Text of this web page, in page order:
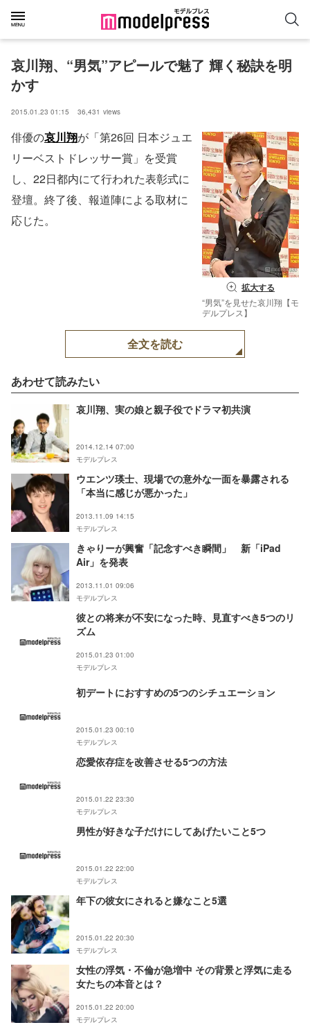
哀川翔、“男気”アピールで魅了 輝く秘訣を明
かす
2015.01.23 01:15 36,431 views
拡大する
“男気”を見せた哀川翔【モ
デルプレス】
俳優の哀川翔が「第26回 日本ジュエ
リーベストドレッサー賞」を受賞
し、22日都内にて行われた表彰式に
登壇。終了後、報道陣による取材に
応じた。
全文を読む
あわせて読みたい
哀川翔、実の娘と親子役でドラマ初共演
2014.12.14 07:00
モデルプレス
ウエンツ瑛士、現場での意外な一面を暴露される
「本当に感じが悪かった」
2013.11.09 14:15
モデルプレス
きゃりーが興奮「記念すべき瞬間」 新「iPad
Air」を発表
2013.11.01 09:06
モデルプレス
彼との将来が不安になった時、見直すべき5つのリ
ズム
2015.01.23 01:00
モデルプレス
初デートにおすすめの5つのシチュエーション
2015.01.23 00:10
モデルプレス
恋愛依存症を改善させる5つの方法
2015.01.22 23:30
モデルプレス
男性が好きな子だけにしてあげたいこと5つ
2015.01.22 22:00
モデルプレス
年下の彼女にされると嫌なこと5選
2015.01.22 20:30
モデルプレス
女性の浮気・不倫が急増中 その背景と浮気に走る
女たちの本音とは？
2015.01.22 20:00
モデルプレス